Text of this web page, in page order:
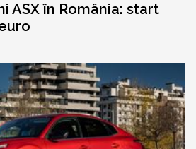
ASX în România: start